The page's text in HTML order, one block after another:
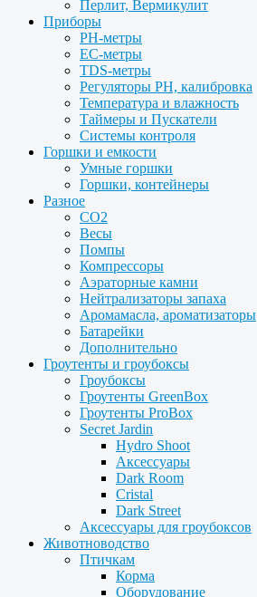
Перлит, Вермикулит
Приборы
PH-метры
EC-метры
TDS-метры
Регуляторы PH, калибровка
Температура и влажность
Таймеры и Пускатели
Системы контроля
Горшки и емкости
Умные горшки
Горшки, контейнеры
Разное
CO2
Весы
Помпы
Компрессоры
Аэраторные камни
Нейтрализаторы запаха
Аромамасла, ароматизаторы
Батарейки
Дополнительно
Гроутенты и гроубоксы
Гроубоксы
Гроутенты GreenBox
Гроутенты ProBox
Secret Jardin
Hydro Shoot
Аксессуары
Dark Room
Cristal
Dark Street
Аксессуары для гроубоксов
Животноводство
Птичкам
Корма
Оборудование